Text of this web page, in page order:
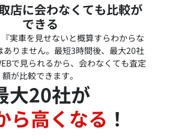
店に会わなくても比較が
できる
実車を見せないと概算すらわからな
ありません。最短3時間後、最大20社
で見られるから、会わなくても査定
額が比較できます。
大20社が
ら高くなる ！